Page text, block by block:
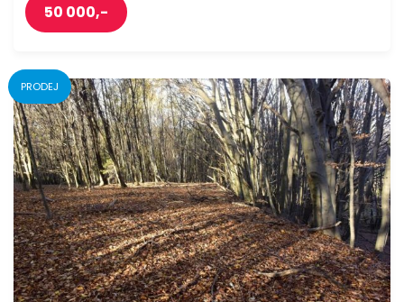
50 000,-
PRODEJ